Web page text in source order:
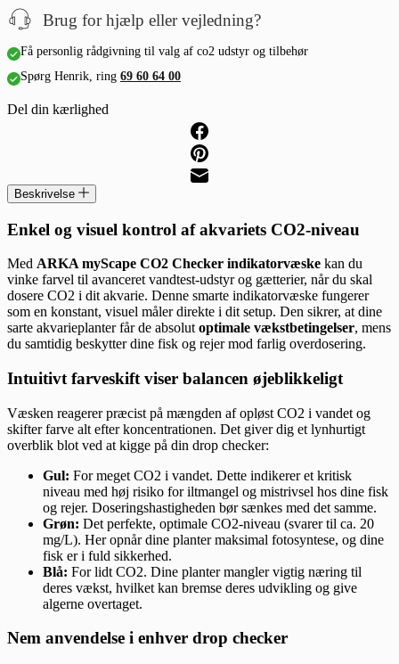
Brug for hjælp eller vejledning?
Få personlig rådgivning til valg af co2 udstyr og tilbehør
Spørg Henrik, ring 69 60 64 00
Del din kærlighed
Beskrivelse
Enkel og visuel kontrol af akvariets CO2-niveau
Med ARKA myScape CO2 Checker indikatorvæske kan du
vinke farvel til avanceret vandtest-udstyr og gætterier, når du skal
dosere CO2 i dit akvarie. Denne smarte indikatorvæske fungerer
som en konstant, visuel måler direkte i dit setup. Den sikrer, at dine
sarte akvarieplanter får de absolut optimale vækstbetingelser, mens
du samtidig beskytter dine fisk og rejer mod farlig overdosering.
Intuitivt farveskift viser balancen øjeblikkeligt
Væsken reagerer præcist på mængden af opløst CO2 i vandet og
skifter farve alt efter koncentrationen. Det giver dig et lynhurtigt
overblik blot ved at kigge på din drop checker:
Gul: For meget CO2 i vandet. Dette indikerer et kritisk
niveau med høj risiko for iltmangel og mistrivsel hos dine fisk
og rejer. Doseringshastigheden bør sænkes med det samme.
Grøn: Det perfekte, optimale CO2-niveau (svarer til ca. 20
mg/L). Her opnår dine planter maksimal fotosyntese, og dine
fisk er i fuld sikkerhed.
Blå: For lidt CO2. Dine planter mangler vigtig næring til
deres vækst, hvilket kan bremse deres udvikling og give
algerne overtaget.
Nem anvendelse i enhver drop checker